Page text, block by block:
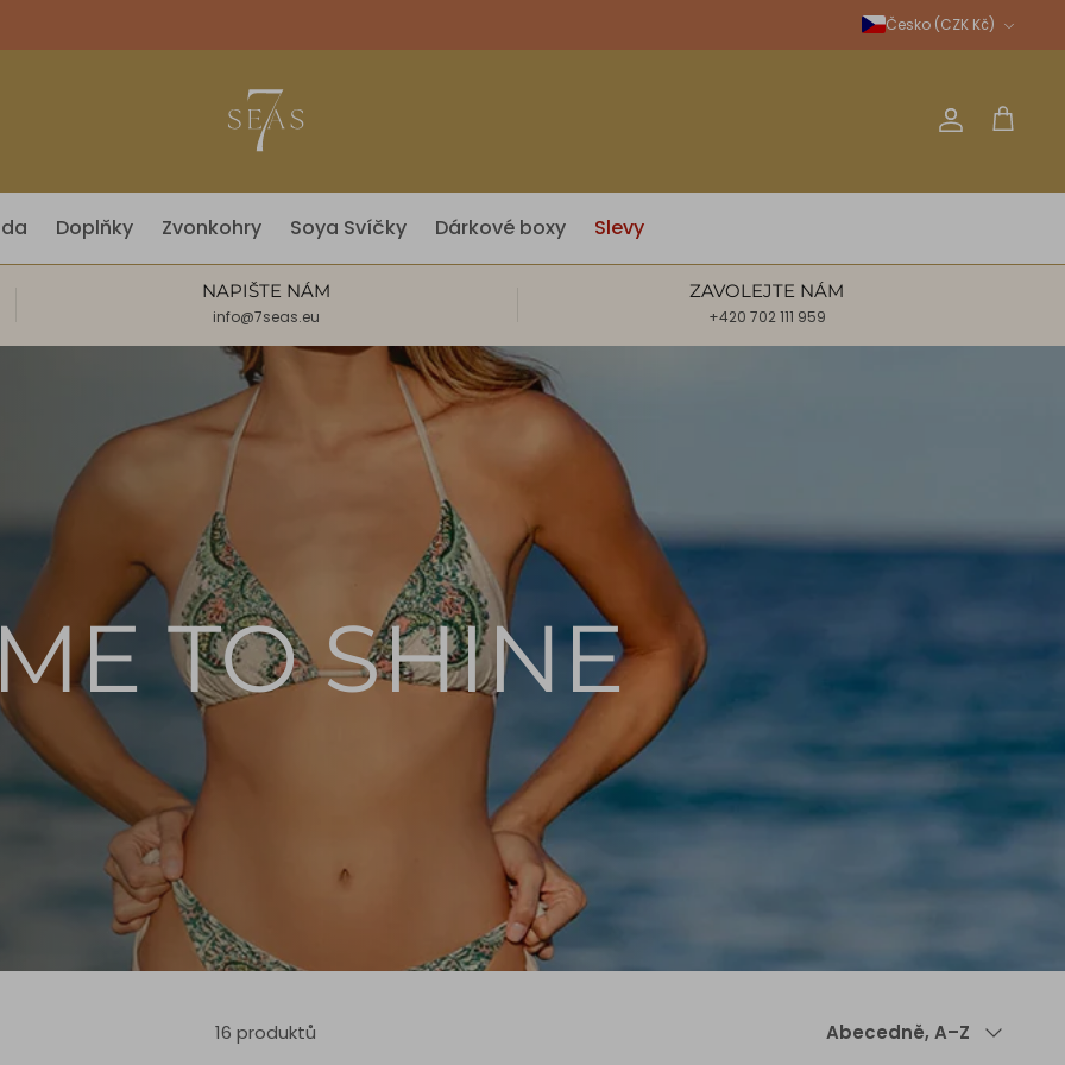
Měna
Česko (CZK Kč)
ÚčetKošík
Doplňky Zvonkohry Soya Svíčky Dárkové boxy Slevy
NAPIŠTE NÁM
info@7seas.eu
ZAVOLEJTE NÁM
+420 702 111 959
TO SHINE
16 produktů
Řadit
podle
Abecedně, A–Z